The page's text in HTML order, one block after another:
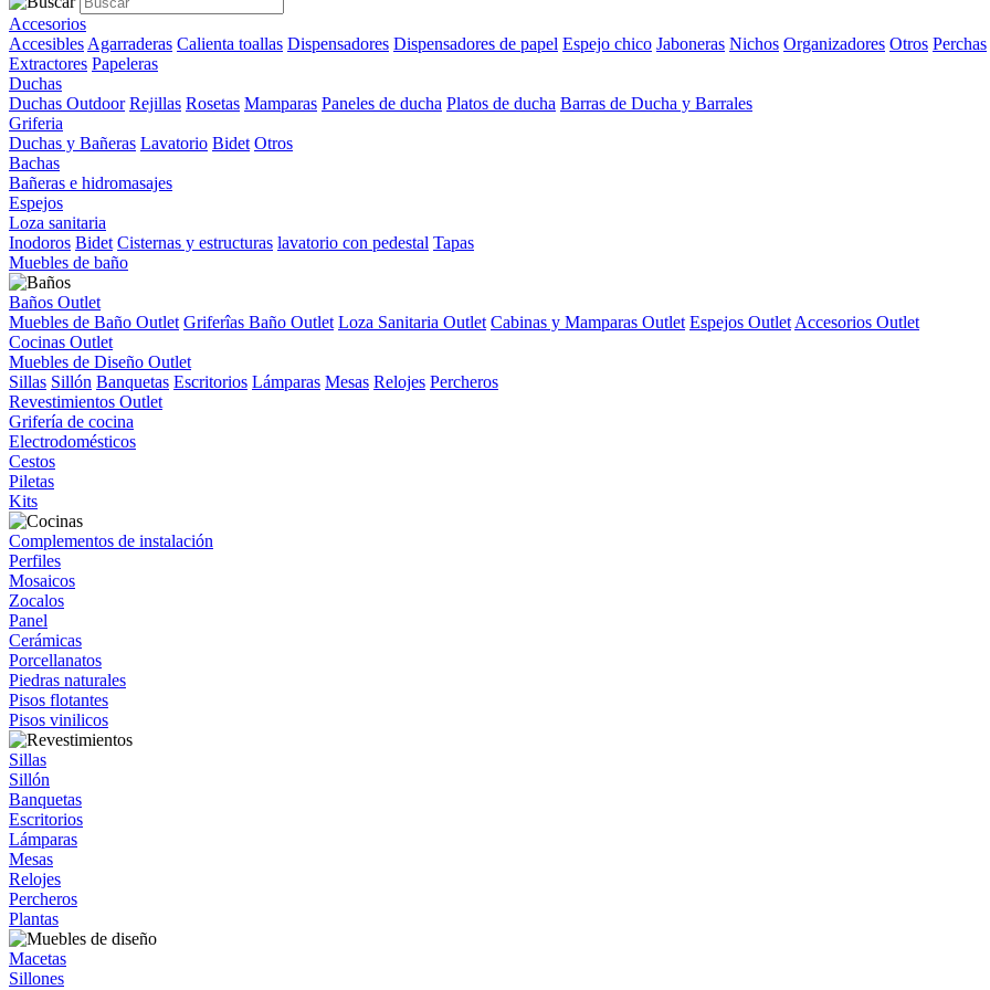
Accesorios
Accesibles Agarraderas Calienta toallas Dispensadores Dispensadores de papel Espejo chico Jaboneras Nichos Organizadores Otros Perchas
Extractores Papeleras
Duchas
Duchas Outdoor Rejillas Rosetas Mamparas Paneles de ducha Platos de ducha Barras de Ducha y Barrales
Griferia
Duchas y Bañeras Lavatorio Bidet Otros
Bachas
Bañeras e hidromasajes
Espejos
Loza sanitaria
Inodoros Bidet Cisternas y estructuras lavatorio con pedestal Tapas
Muebles de baño
Baños Outlet
Muebles de Baño Outlet Griferîas Baño Outlet Loza Sanitaria Outlet Cabinas y Mamparas Outlet Espejos Outlet Accesorios Outlet
Cocinas Outlet
Muebles de Diseño Outlet
Sillas Sillón Banquetas Escritorios Lámparas Mesas Relojes Percheros
Revestimientos Outlet
Grifería de cocina
Electrodomésticos
Cestos
Piletas
Kits
Complementos de instalación
Perfiles
Mosaicos
Zocalos
Panel
Cerámicas
Porcellanatos
Piedras naturales
Pisos flotantes
Pisos vinilicos
Sillas
Sillón
Banquetas
Escritorios
Lámparas
Mesas
Relojes
Percheros
Plantas
Macetas
Sillones